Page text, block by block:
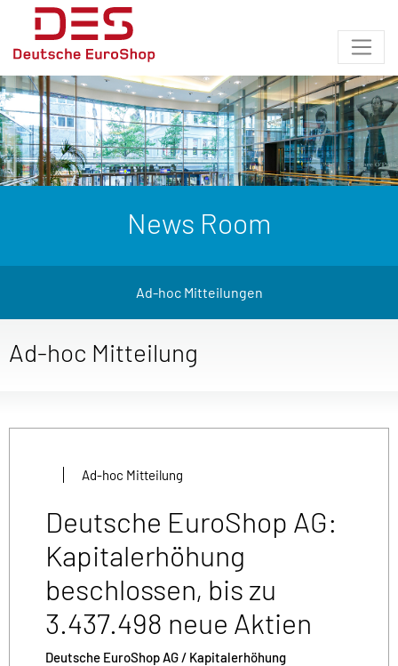
News Room
Ad-hoc Mitteilungen
Ad-hoc Mitteilung
Ad-hoc Mitteilung
Deutsche EuroShop AG:
Kapitalerhöhung
beschlossen, bis zu
3.437.498 neue Aktien
Deutsche EuroShop AG / Kapitalerhöhung